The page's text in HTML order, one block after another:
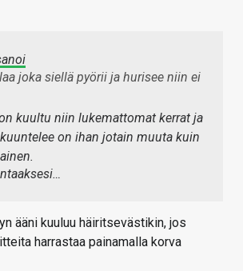
joka siellä pyörii ja hurisee niin ei
kuultu niin lukemattomat kerrat ja
on ihan jotain muuta kuin
ääni kuuluu häiritsevästikin, jos
harrastaa painamalla korva